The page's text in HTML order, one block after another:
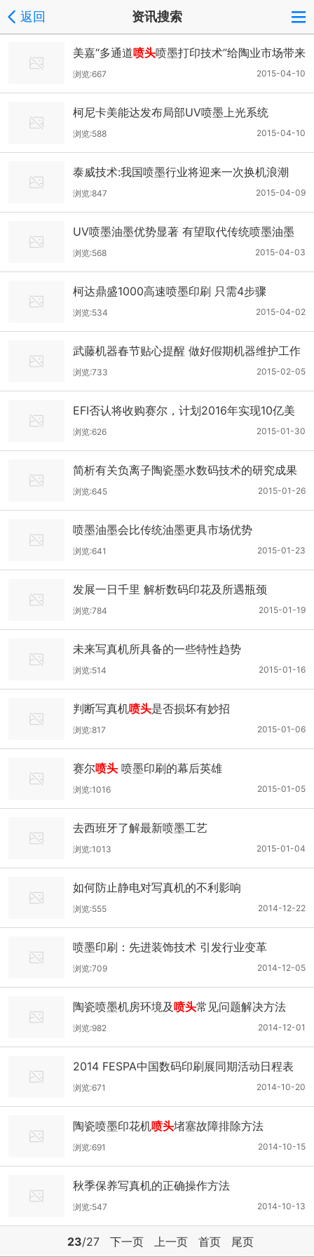
返回 资讯搜索
美嘉“多通道喷头喷墨打印技术”给陶业市场带来
曙光
2015-04-10
浏览:667
柯尼卡美能达发布局部UV喷墨上光系统
2015-04-10
浏览:588
泰威技术:我国喷墨行业将迎来一次换机浪潮
2015-04-09
浏览:847
UV喷墨油墨优势显著 有望取代传统喷墨油墨
2015-04-03
浏览:568
柯达鼎盛1000高速喷墨印刷 只需4步骤
2015-04-02
浏览:534
武藤机器春节贴心提醒 做好假期机器维护工作
2015-02-05
浏览:733
EFI否认将收购赛尔，计划2016年实现10亿美
元的营业额
2015-01-30
浏览:626
简析有关负离子陶瓷墨水数码技术的研究成果
2015-01-26
浏览:645
喷墨油墨会比传统油墨更具市场优势
2015-01-23
浏览:641
发展一日千里 解析数码印花及所遇瓶颈
2015-01-19
浏览:784
未来写真机所具备的一些特性趋势
2015-01-16
浏览:514
判断写真机喷头是否损坏有妙招
2015-01-06
浏览:817
赛尔喷头 喷墨印刷的幕后英雄
2015-01-05
浏览:1016
去西班牙了解最新喷墨工艺
2015-01-04
浏览:1013
如何防止静电对写真机的不利影响
2014-12-22
浏览:555
喷墨印刷：先进装饰技术 引发行业变革
2014-12-05
浏览:709
陶瓷喷墨机房环境及喷头常见问题解决方法
2014-12-01
浏览:982
2014 FESPA中国数码印刷展同期活动日程表
2014-10-20
浏览:671
陶瓷喷墨印花机喷头堵塞故障排除方法
2014-10-15
浏览:691
秋季保养写真机的正确操作方法
2014-10-13
浏览:547
23/27 下一页 上一页 首页 尾页